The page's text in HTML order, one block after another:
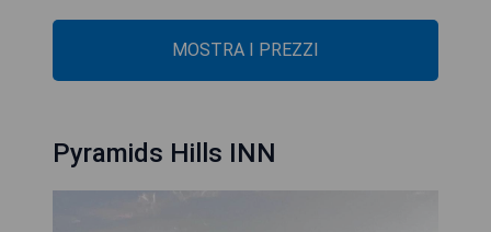
MOSTRA I PREZZI
Pyramids Hills INN